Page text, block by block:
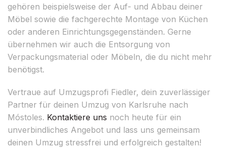
gehören beispielsweise der Auf- und Abbau deiner
Möbel sowie die fachgerechte Montage von Küchen
oder anderen Einrichtungsgegenständen. Gerne
übernehmen wir auch die Entsorgung von
Verpackungsmaterial oder Möbeln, die du nicht mehr
benötigst.
Vertraue auf Umzugsprofi Fiedler, dein zuverlässiger
Partner für deinen Umzug von Karlsruhe nach
Móstoles. Kontaktiere uns noch heute für ein
unverbindliches Angebot und lass uns gemeinsam
deinen Umzug stressfrei und erfolgreich gestalten!